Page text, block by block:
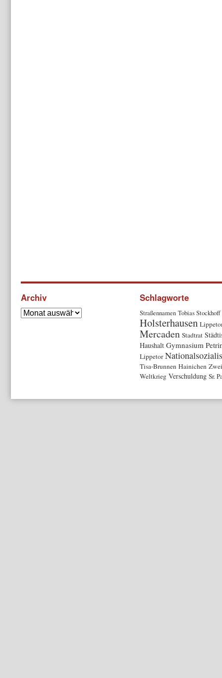
Archiv Schlagworte
Straßennamen Tobias Stockhoff
Holsterhausen
Mercaden Stadtrat
Haushalt Gymnasium
Lippetor
Tisa-Brunnen Hainichen
Weltkrieg Verschuldung Sr.